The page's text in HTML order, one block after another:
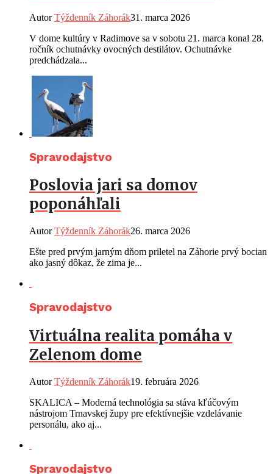
AutorTýždenník Záhorák31. marca 2026
V dome kultúry v Radimove sa v sobotu 21. marca konal 28.
ročník ochutnávky ovocných destilátov. Ochutnávke
predchádzala...
Spravodajstvo
Poslovia jari sa domov
poponáhľali
AutorTýždenník Záhorák26. marca 2026
Ešte pred prvým jarným dňom priletel na Záhorie prvý bocian
ako jasný dôkaz, že zima je...
Spravodajstvo
Virtuálna realita pomáha v
Zelenom dome
AutorTýždenník Záhorák19. februára 2026
SKALICA – Moderná technológia sa stáva kľúčovým
nástrojom Trnavskej župy pre efektívnejšie vzdelávanie
personálu, ako aj...
Spravodajstvo